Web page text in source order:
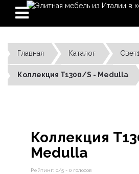
Главная Каталог Свет1
Коллекция T1300/S - Medulla
Коллекция
Medulla
Рейтинг: 0/5 - 0 голосов